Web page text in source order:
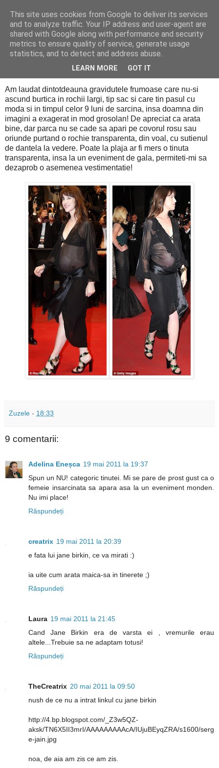
PentruDive.ro
joi, 19 mai 2011
Am laudat dintotdeauna gravidutele frumoase care nu-si
ascund burtica in rochii largi, tip sac si care tin pasul cu
moda si in timpul celor 9 luni de sarcina, insa doamna din
imagini a exagerat in mod grosolan! De apreciat ca arata
bine, dar parca nu se cade sa apari pe covorul rosu sau
oriunde purtand o rochie transparenta, din voal, cu sutienul
de dantela la vedere. Poate la plaja ar fi mers o tinuta
transparenta, insa la un eveniment de gala, permiteti-mi sa
dezaprob o asemenea vestimentatie!
Zuzele - 18:33
9 comentarii:
Adelina Eneșca 19 mai 2011 la 19:37
Spun un NU! categoric tinutei. Mi se pare de prost gust ca o
femeie insarcinata sa apara asa la un eveniment monden.
Nu imi place!
Răspundeți
creatrix 19 mai 2011 la 20:39
e fata lui jane birkin, ce va mirati :)
ia uite cum arata maica-sa in tinerete ;)
Răspundeți
Laura 19 mai 2011 la 21:45
Cand Jane Birkin era de varsta ei , vremurile erau
altele...Trebuie sa ne adaptam totusi!
Răspundeți
TheCreatrix 20 mai 2011 la 09:50
nush de ce nu a intrat linkul cu jane birkin
http://4.bp.blogspot.com/_Z3w5QZ-
aksk/TN6X5II3mrI/AAAAAAAAAcA/IUjuBEyqZRA/s1600/serg
e-jain.jpg
noa, de aia am zis ce am zis.
This site uses cookies from Google to deliver its services
and to analyze traffic. Your IP address and user-agent are
shared with Google along with performance and security
metrics to ensure quality of service, generate usage
statistics, and to detect and address abuse.
LEARN MORE GOT IT